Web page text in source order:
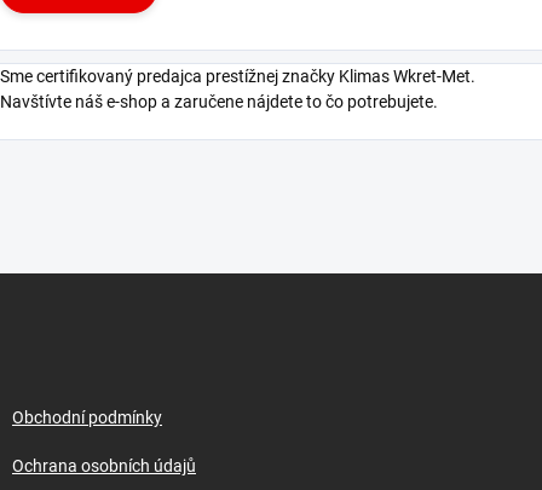
Sme certifikovaný predajca prestížnej značky Klimas Wkret-Met.
Navštívte náš e-shop a zaručene nájdete to čo potrebujete.
Obchodní podmínky
Ochrana osobních údajů